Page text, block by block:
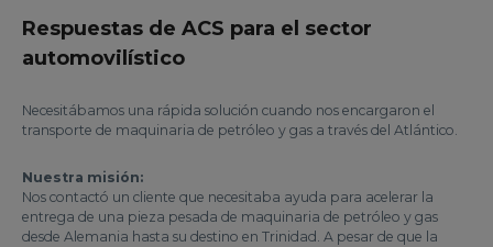
Respuestas de ACS para el sector
automovilístico
Necesitábamos una rápida solución cuando nos encargaron el
transporte de maquinaria de petróleo y gas a través del Atlántico.
Nuestra misión:
Nos contactó un cliente que necesitaba ayuda para acelerar la
entrega de una pieza pesada de maquinaria de petróleo y gas
desde Alemania hasta su destino en Trinidad. A pesar de que la